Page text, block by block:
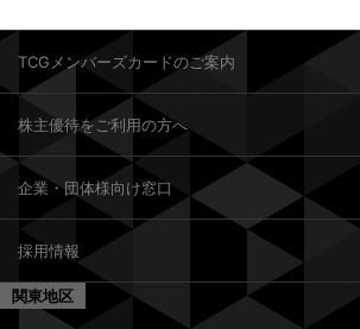
TCGメンバーズカードのご案内
株主優待をご利用の方へ
企業・団体様向け窓口
採用情報
関東地区